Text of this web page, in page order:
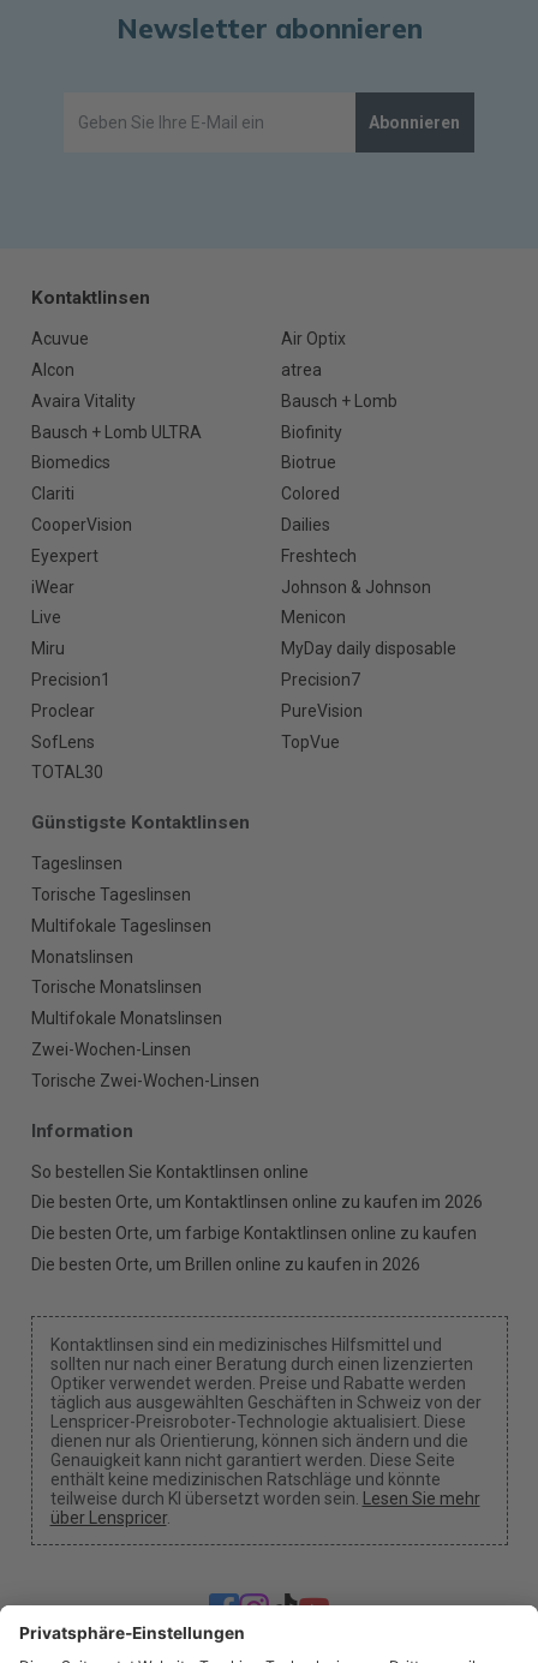
Newsletter abonnieren
Abonnieren
Kontaktlinsen
Acuvue
Air Optix
Alcon
atrea
Avaira Vitality
Bausch + Lomb
Bausch + Lomb ULTRA
Biofinity
Biomedics
Biotrue
Clariti
Colored
CooperVision
Dailies
Eyexpert
Freshtech
iWear
Johnson & Johnson
Live
Menicon
Miru
MyDay daily disposable
Precision1
Precision7
Proclear
PureVision
SofLens
TopVue
TOTAL30
Günstigste Kontaktlinsen
Tageslinsen
Torische Tageslinsen
Multifokale Tageslinsen
Monatslinsen
Torische Monatslinsen
Multifokale Monatslinsen
Zwei-Wochen-Linsen
Torische Zwei-Wochen-Linsen
Information
So bestellen Sie Kontaktlinsen online
Die besten Orte, um Kontaktlinsen online zu kaufen im 2026
Die besten Orte, um farbige Kontaktlinsen online zu kaufen
Die besten Orte, um Brillen online zu kaufen in 2026
Kontaktlinsen sind ein medizinisches Hilfsmittel und
sollten nur nach einer Beratung durch einen lizenzierten
Optiker verwendet werden. Preise und Rabatte werden
täglich aus ausgewählten Geschäften in Schweiz von der
Lenspricer-Preisroboter-Technologie aktualisiert. Diese
dienen nur als Orientierung, können sich ändern und die
Genauigkeit kann nicht garantiert werden. Diese Seite
enthält keine medizinischen Ratschläge und könnte
teilweise durch KI übersetzt worden sein.
Lesen Sie mehr
über Lenspricer.